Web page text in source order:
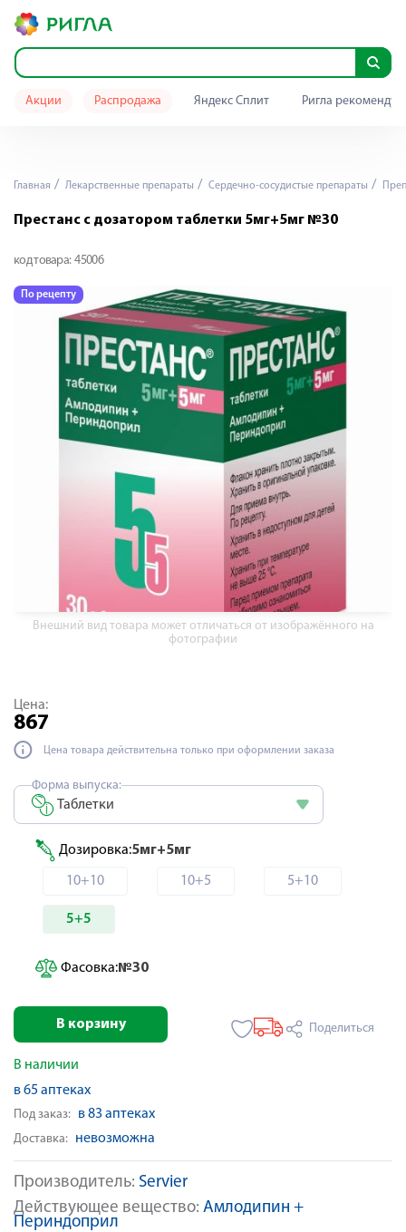
Акции Распродажа Яндекс Сплит Ригла
Главная Лекарственные препараты Сердечно-сосудистые препараты
Престанс с дозатором таблетки 5мг+5мг №30
код товара: 45006
По рецепту
Внешний вид товара может отличаться от изображённого на
фотографии
Производитель: Servier
Действующее вещество: Амлодипин +
Периндоприл
Цена:
867
Цена товара действительна только при оформлении заказа
Форма выпуска:
Таблетки
Дозировка:5мг+5мг
10+10 10+5 5+10
5+5
Фасовка:№30
В корзину Поделиться
В наличии
в 65 аптеках
Под заказ: в 83 аптеках
Доставка: невозможна